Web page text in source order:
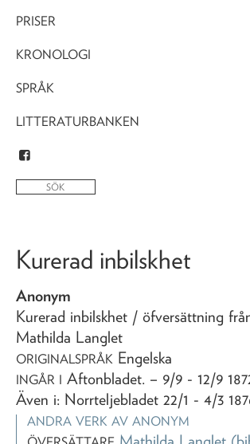
PRISER
KRONOLOGI
SPRÅK
LITTERATURBANKEN
Kurerad inbilskhet
Anonym
Kurerad inbilskhet / öfversättning
Mathilda Langlet
ORIGINALSPRÅK Engelska
INGÅR I Aftonbladet. – 9/9 - 12/9
Även i: Norrteljebladet 22/1 - 4/3
ANDRA VERK AV ANONYM